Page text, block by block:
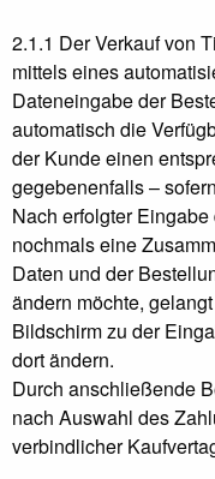
2.1.1 Der Verkauf von
mittels eines
Dateneingabe der
automatisch die
der Kunde einen
gegebenenfalls –
Nach erfolgter
nochmals eine
Daten und der
ändern möchte,
Bildschirm zu der
dort ändern.
Durch anschließende
nach Auswahl des
verbindlicher